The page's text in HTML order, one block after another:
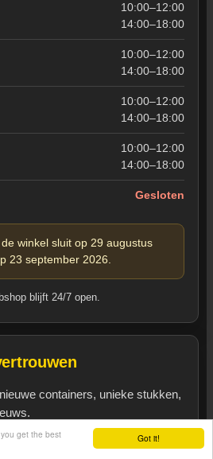
Got it!
get the best
10:00–12:00
14:00–18:00
10:00–12:00
14:00–18:00
10:00–12:00
14:00–18:00
10:00–12:00
14:00–18:00
Gesloten
de winkel sluit op 29 augustus
23 september 2026.
blijft 24/7 open.
containers, unieke stukken,
op nieuwsbrief
Heeft u een vraag?